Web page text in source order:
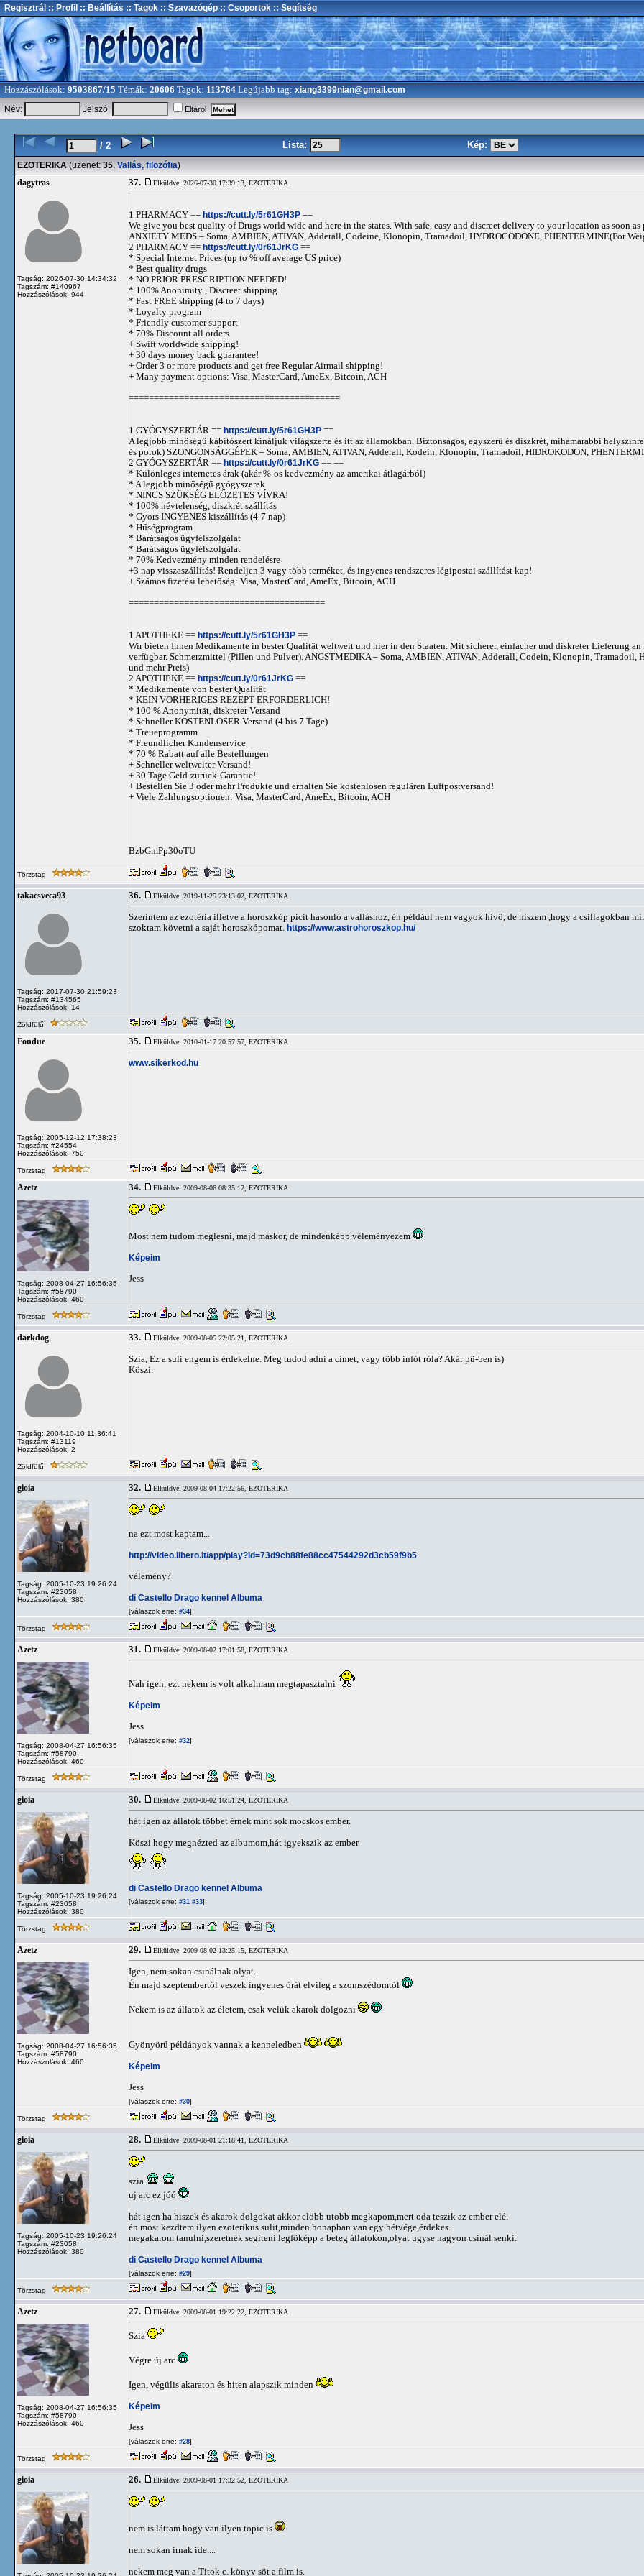
Regisztrál :: Profil :: Beállítás :: Tagok :: Szavazógép :: Csoportok :: Segítség
Hozzászólások: 9503867/15 Témák: 20606 Tagok: 113764 Legújabb tag: xiang3399nian@gmail.com
Név: Jelszó: Eltárol
/ 2 Lista: Kép:
EZOTERIKA (üzenet: 35, Vallás, filozófia)
dagytras
Tagság: 2026-07-30 14:34:32
Tagszám: #140967
Hozzászólások: 944
37. Elküldve: 2026-07-30 17:39:13, EZOTERIKA
1 PHARMACY == https://cutt.ly/5r61GH3P ==
We give you best quality of Drugs world wide and here in the states. With safe, easy and discreet delivery to your location as soon
ANXIETY MEDS – Soma, AMBIEN, ATIVAN, Adderall, Codeine, Klonopin, Tramadoil, HYDROCODONE, PHENTERMINE(For
2 PHARMACY == https://cutt.ly/0r61JrKG ==
* Special Internet Prices (up to % off average US price)
* Best quality drugs
* NO PRIOR PRESCRIPTION NEEDED!
* 100% Anonimity , Discreet shipping
* Fast FREE shipping (4 to 7 days)
* Loyalty program
* Friendly customer support
* 70% Discount all orders
+ Swift worldwide shipping!
+ 30 days money back guarantee!
+ Order 3 or more products and get free Regular Airmail shipping!
+ Many payment options: Visa, MasterCard, AmeEx, Bitcoin, ACH
==========================================
1 GYÓGYSZERTÁR == https://cutt.ly/5r61GH3P ==
A legjobb minőségű kábítószert kínáljuk világszerte és itt az államokban. Biztonságos, egyszerű és diszkrét, mihamarabbi
és porok) SZONGONSÁGGÉPEK – Soma, AMBIEN, ATIVAN, Adderall, Kodein, Klonopin, Tramadoil, HIDROKODON,
2 GYÓGYSZERTÁR == https://cutt.ly/0r61JrKG == ==
* Különleges internetes árak (akár %-os kedvezmény az amerikai átlagárból)
* A legjobb minőségű gyógyszerek
* NINCS SZÜKSÉG ELŐZETES VÍVRA!
* 100% névtelenség, diszkrét szállítás
* Gyors INGYENES kiszállítás (4-7 nap)
* Hűségprogram
* Barátságos ügyfélszolgálat
* Barátságos ügyfélszolgálat
* 70% Kedvezmény minden rendelésre
+3 nap visszaszállítás! Rendeljen 3 vagy több terméket, és ingyenes rendszeres légipostai szállítást kap!
+ Számos fizetési lehetőség: Visa, MasterCard, AmeEx, Bitcoin, ACH
=======================================
1 APOTHEKE == https://cutt.ly/5r61GH3P ==
Wir bieten Ihnen Medikamente in bester Qualität weltweit und hier in den Staaten. Mit sicherer, einfacher und diskreter Lieferung
verfügbar. Schmerzmittel (Pillen und Pulver). ANGSTMEDIKA – Soma, AMBIEN, ATIVAN, Adderall, Codein, Klonopin,
und mehr Preis)
2 APOTHEKE == https://cutt.ly/0r61JrKG ==
* Medikamente von bester Qualität
* KEIN VORHERIGES REZEPT ERFORDERLICH!
* 100 % Anonymität, diskreter Versand
* Schneller KOSTENLOSER Versand (4 bis 7 Tage)
* Treueprogramm
* Freundlicher Kundenservice
* 70 % Rabatt auf alle Bestellungen
+ Schneller weltweiter Versand!
+ 30 Tage Geld-zurück-Garantie!
+ Bestellen Sie 3 oder mehr Produkte und erhalten Sie kostenlosen regulären Luftpostversand!
+ Viele Zahlungsoptionen: Visa, MasterCard, AmeEx, Bitcoin, ACH
BzbGmPp30oTU
Törzstag
takacsveca93
Tagság: 2017-07-30 21:59:23
Tagszám: #134565
Hozzászólások: 14
36. Elküldve: 2019-11-25 23:13:02, EZOTERIKA
Szerintem az ezotéria illetve a horoszkóp picit hasonló a valláshoz, én például nem vagyok hívő, de hiszem ,hogy a csillagokban
szoktam követni a saját horoszkópomat. https://www.astrohoroszkop.hu/
Zöldfülű
Fondue
Tagság: 2005-12-12 17:38:23
Tagszám: #24554
Hozzászólások: 750
35. Elküldve: 2010-01-17 20:57:57, EZOTERIKA
www.sikerkod.hu
Törzstag
Azetz
Tagság: 2008-04-27 16:56:35
Tagszám: #58790
Hozzászólások: 460
34. Elküldve: 2009-08-06 08:35:12, EZOTERIKA
Most nem tudom meglesni, majd máskor, de mindenképp véleményezem
Képeim
Jess
Törzstag
darkdog
Tagság: 2004-10-10 11:36:41
Tagszám: #13119
Hozzászólások: 2
33. Elküldve: 2009-08-05 22:05:21, EZOTERIKA
Szia, Ez a suli engem is érdekelne. Meg tudod adni a címet, vagy több infót róla? Akár pü-ben is)
Köszi.
Zöldfülű
gioia
Tagság: 2005-10-23 19:26:24
Tagszám: #23058
Hozzászólások: 380
32. Elküldve: 2009-08-04 17:22:56, EZOTERIKA
na ezt most kaptam...
http://video.libero.it/app/play?id=73d9cb88fe88cc47544292d3cb59f9b5
vélemény?
di Castello Drago kennel Albuma
[válaszok erre: #34]
Törzstag
Azetz
Tagság: 2008-04-27 16:56:35
Tagszám: #58790
Hozzászólások: 460
31. Elküldve: 2009-08-02 17:01:58, EZOTERIKA
Nah igen, ezt nekem is volt alkalmam megtapasztalni
Képeim
Jess
[válaszok erre: #32]
Törzstag
gioia
Tagság: 2005-10-23 19:26:24
Tagszám: #23058
Hozzászólások: 380
30. Elküldve: 2009-08-02 16:51:24, EZOTERIKA
hát igen az állatok többet érnek mint sok mocskos ember.
Köszi hogy megnézted az albumom,hát igyekszik az ember
di Castello Drago kennel Albuma
[válaszok erre: #31 #33]
Törzstag
Azetz
Tagság: 2008-04-27 16:56:35
Tagszám: #58790
Hozzászólások: 460
29. Elküldve: 2009-08-02 13:25:15, EZOTERIKA
Igen, nem sokan csinálnak olyat.
Én majd szeptembertől veszek ingyenes órát elvileg a szomszédomtól
Nekem is az állatok az életem, csak velük akarok dolgozni
Gyönyörű példányok vannak a kenneledben
Képeim
Jess
[válaszok erre: #30]
Törzstag
gioia
Tagság: 2005-10-23 19:26:24
Tagszám: #23058
Hozzászólások: 380
28. Elküldve: 2009-08-01 21:18:41, EZOTERIKA
szia
uj arc ez jóó
hát igen ha hiszek és akarok dolgokat akkor elöbb utobb megkapom,mert oda teszik az ember elé.
én most kezdtem ilyen ezoterikus sulit,minden honapban van egy hétvége,érdekes.
megakarom tanulni,szeretnék segiteni legföképp a beteg állatokon,olyat ugyse nagyon csinál senki.
di Castello Drago kennel Albuma
[válaszok erre: #29]
Törzstag
Azetz
Tagság: 2008-04-27 16:56:35
Tagszám: #58790
Hozzászólások: 460
27. Elküldve: 2009-08-01 19:22:22, EZOTERIKA
Szia
Végre új arc
Igen, végülis akaraton és hiten alapszik minden
Képeim
Jess
[válaszok erre: #28]
Törzstag
gioia 26. Elküldve: 2009-08-01 17:32:52, EZOTERIKA
nem is láttam hogy van ilyen topic is
nem sokan irnak ide....
nekem meg van a Titok c. könyv söt a film is.